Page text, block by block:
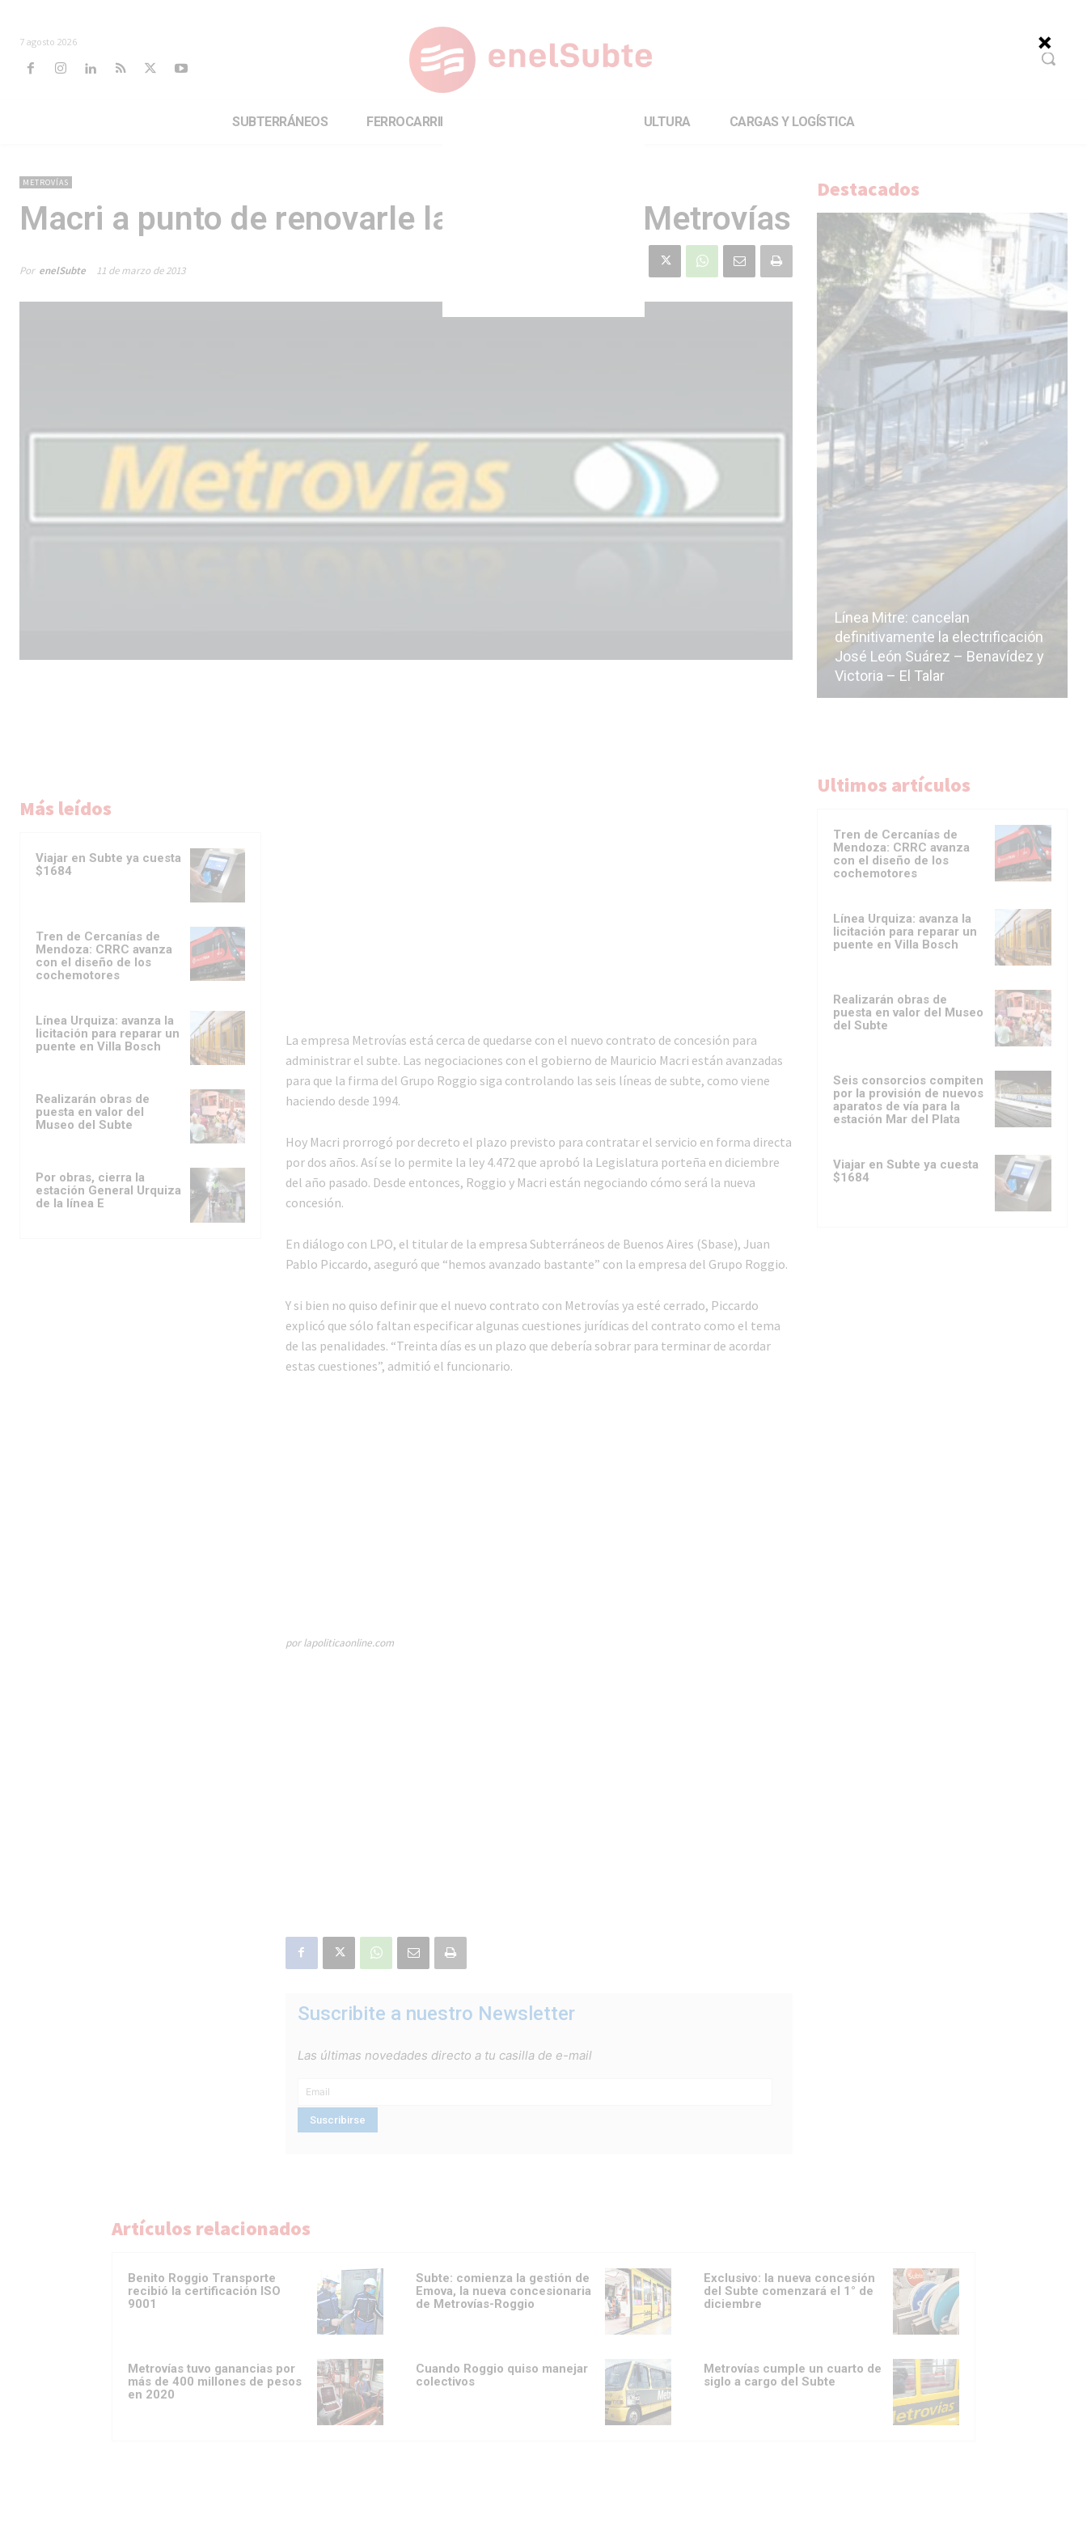
7 agosto 2026
SUBTERRÁNEOS FERROCARRILES CULTURA CARGAS Y LOGÍSTICA
METROVÍAS
Macri a punto de renovarle la concesión a Metrovías
Por enelSubte 11 de marzo de 2013
Más leídos
Viajar en Subte ya cuesta
$1684
Tren de Cercanías de
Mendoza: CRRC avanza
con el diseño de los
cochemotores
Línea Urquiza: avanza la
licitación para reparar un
puente en Villa Bosch
Realizarán obras de
puesta en valor del
Museo del Subte
Por obras, cierra la
estación General Urquiza
de la línea E
La empresa Metrovías está cerca de quedarse con el nuevo contrato de concesión para
administrar el subte. Las negociaciones con el gobierno de Mauricio Macri están avanzadas
para que la firma del Grupo Roggio siga controlando las seis líneas de subte, como viene
haciendo desde 1994.
Hoy Macri prorrogó por decreto el plazo previsto para contratar el servicio en forma directa
por dos años. Así se lo permite la ley 4.472 que aprobó la Legislatura porteña en diciembre
del año pasado. Desde entonces, Roggio y Macri están negociando cómo será la nueva
concesión.
En diálogo con LPO, el titular de la empresa Subterráneos de Buenos Aires (Sbase), Juan
Pablo Piccardo, aseguró que “hemos avanzado bastante” con la empresa del Grupo Roggio.
Y si bien no quiso definir que el nuevo contrato con Metrovías ya esté cerrado, Piccardo
explicó que sólo faltan especificar algunas cuestiones jurídicas del contrato como el tema
de las penalidades. “Treinta días es un plazo que debería sobrar para terminar de acordar
estas cuestiones”, admitió el funcionario.
por lapoliticaonline.com
Suscribite a nuestro Newsletter
Las últimas novedades directo a tu casilla de e-mail
Destacados
los cambios sin fin al proyecto de
de baja la construcción de la
Línea Mitre: cancelan
definitivamente la electrificación
José León Suárez – Benavídez y
Victoria – El Talar
Ultimos artículos
Tren de Cercanías de
Mendoza: CRRC avanza
con el diseño de los
cochemotores
Línea Urquiza: avanza la
licitación para reparar un
puente en Villa Bosch
Realizarán obras de
puesta en valor del Museo
del Subte
Seis consorcios compiten
por la provisión de nuevos
aparatos de vía para la
estación Mar del Plata
Viajar en Subte ya cuesta
$1684
Artículos relacionados
Benito Roggio Transporte
recibió la certificación ISO
9001
Subte: comienza la gestión de
Emova, la nueva concesionaria
de Metrovías-Roggio
Exclusivo: la nueva concesión
del Subte comenzará el 1° de
diciembre
Metrovías tuvo ganancias por
más de 400 millones de pesos
en 2020
Cuando Roggio quiso manejar
colectivos
Metrovías cumple un cuarto de
siglo a cargo del Subte